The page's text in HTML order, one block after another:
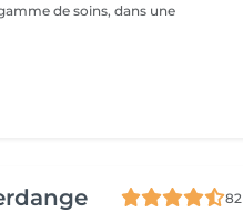
de soins, dans une
82